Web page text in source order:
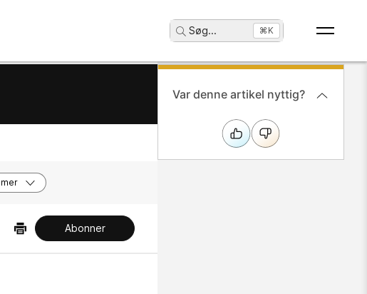
Søg... ⌘K
Abonner
Var denne artikel nyttig?